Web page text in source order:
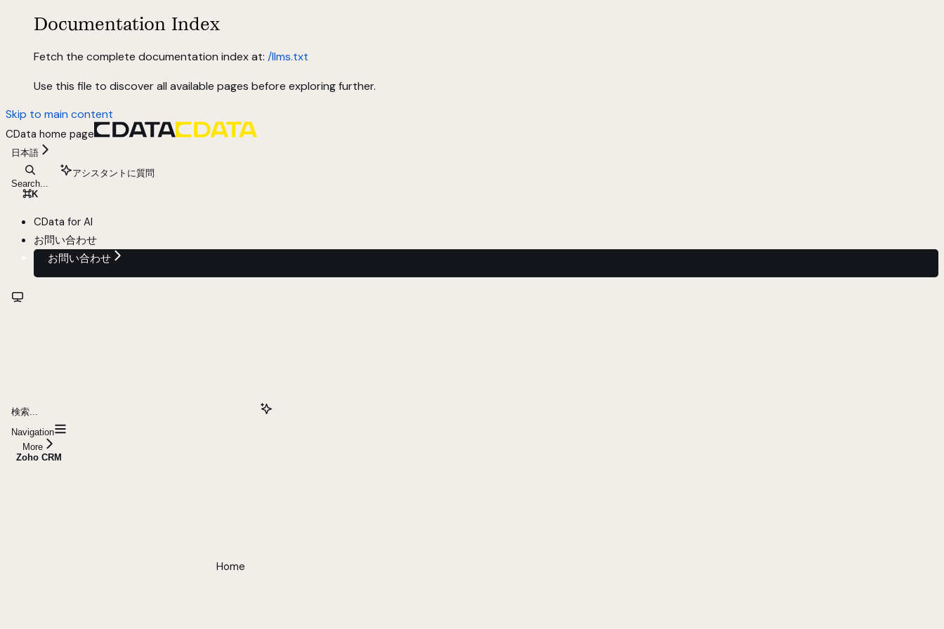
Documentation Index
Fetch the complete documentation index at: /llms.txt
Use this file to discover all available pages before exploring further.
Skip to main content
CData home page
日本語
Search...
⌘K
アシスタントに質問
CData for AI
お問い合わせ
お問い合わせ
検索...
Navigation
More
Zoho CRM
Home